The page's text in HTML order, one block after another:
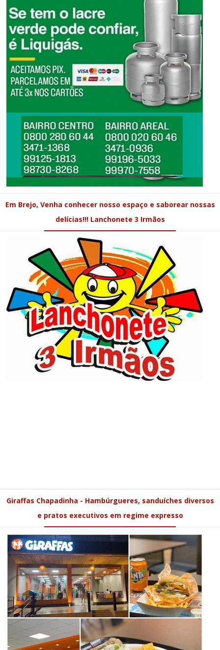
Em Brejo, Venha conhecer nosso espaço e saborear nossas
delícias!!! Lanchonete 3 Irmãos
Giraffas Chapadinha - Hambúrgueres, sanduíches diversos
e pratos executivos em regime expresso